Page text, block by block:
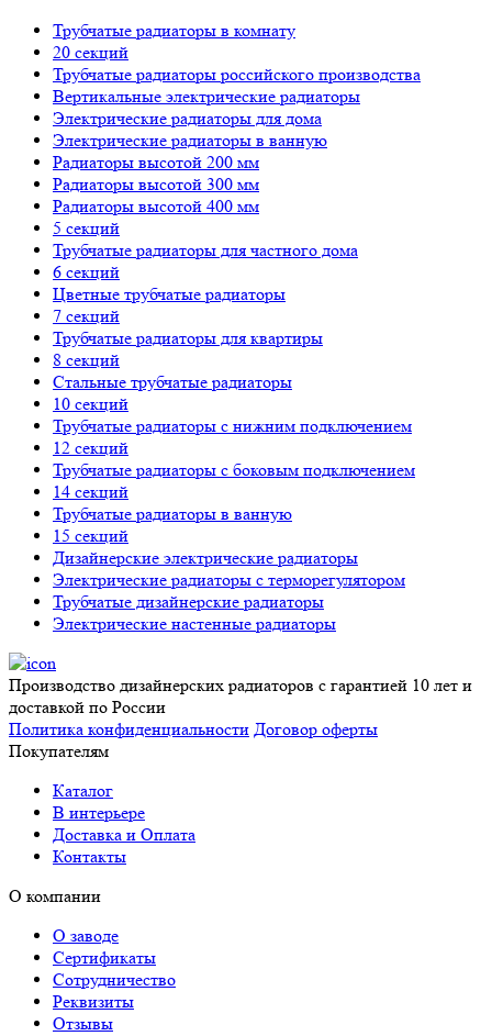
Трубчатые радиаторы в комнату
20 секций
Трубчатые радиаторы российского производства
Вертикальные электрические радиаторы
Электрические радиаторы для дома
Электрические радиаторы в ванную
Радиаторы высотой 200 мм
Радиаторы высотой 300 мм
Радиаторы высотой 400 мм
5 секций
Трубчатые радиаторы для частного дома
6 секций
Цветные трубчатые радиаторы
7 секций
Трубчатые радиаторы для квартиры
8 секций
Стальные трубчатые радиаторы
10 секций
Трубчатые радиаторы с нижним подключением
12 секций
Трубчатые радиаторы с боковым подключением
14 секций
Трубчатые радиаторы в ванную
15 секций
Дизайнерские электрические радиаторы
Электрические радиаторы с терморегулятором
Трубчатые дизайнерские радиаторы
Электрические настенные радиаторы
Производство дизайнерских радиаторов с гарантией 10 лет и
доставкой по России
Политика конфиденциальности Договор оферты
Покупателям
Каталог
В интерьере
Доставка и Оплата
Контакты
О компании
О заводе
Сертификаты
Сотрудничество
Реквизиты
Отзывы